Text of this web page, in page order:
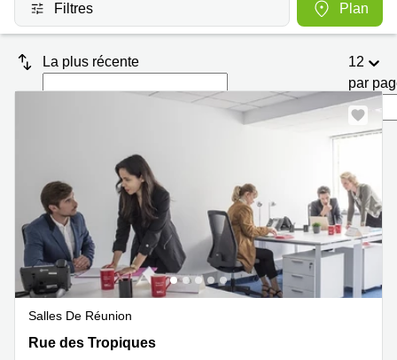
Salles
de
virtuel
Marseille
Toulouse
Coworking
Paris
Coworking
Toulouse
Coworking
Toulouse
Coworking
Nice
Centres
Lyon
Connexion
Filtres Plan
La plus récente
12
par
Salles De Réunion
Rue des Tropiques 4, Echirolles
Rue des Tropiques